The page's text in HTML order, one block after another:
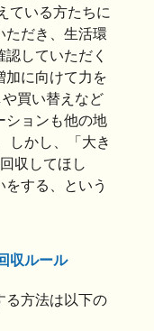
ている方たちに
ただき、生活環
していただく
加に向けて力を
買い替えなど
ションも他の地
しかし、「大き
収してほし
する、という
収ルール
る方法は以下の